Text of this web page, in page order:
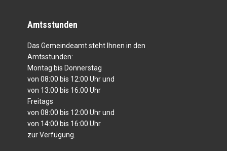
Amtsstunden
Das Gemeindeamt steht Ihnen in den
Amtsstunden:
Montag bis Donnerstag
von 08:00 bis 12:00 Uhr und
von 13:00 bis 16:00 Uhr
Freitags
von 08:00 bis 12:00 Uhr und
von 14:00 bis 16:00 Uhr
zur Verfügung.